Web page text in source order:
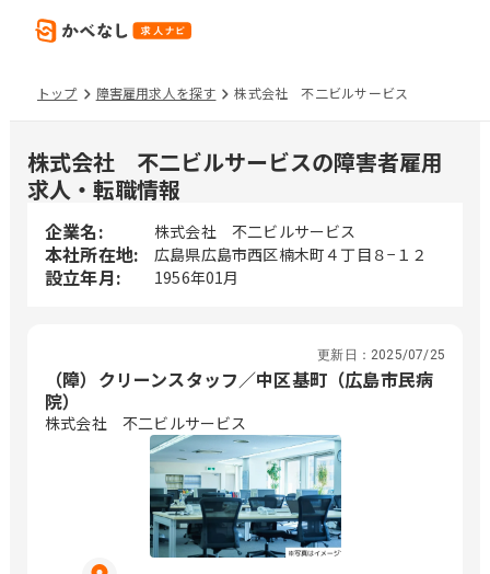
トップ 障害雇用求人を探す 株式会社 不二ビルサービス
株式会社 不二ビルサービスの障害者雇用
求人・転職情報
企業名: 株式会社 不二ビルサービス
本社所在地: 広島県広島市西区楠木町４丁目８−１２
設立年月: 1956年01月
更新日： 2025/07/25
（障）クリーンスタッフ／中区基町（広島市民病
院）
株式会社 不二ビルサービス